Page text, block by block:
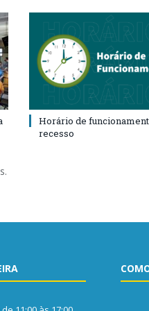
Horário de
recesso